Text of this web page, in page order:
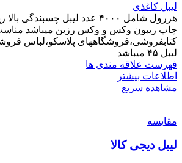
لیبل کاغذی
هررول شامل ۴۰۰۰ عدد لیبل
چاپ ریبون وکس و وکس رزین میباشد
کتابفروشی،فروشگاههای پلاسکو،لباس
لیبل ۴۵ میباشد
فهرست علاقه مندی ها
اطلاعات بیشتر
مشاهده سریع
مقایسه
لیبل دیجی کالا